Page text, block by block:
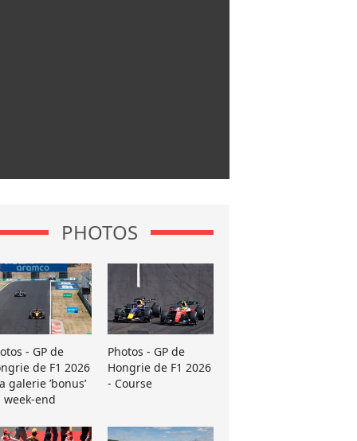
PHOTOS
- GP de
de F1 2026
galerie ’bonus’
week-end
Photos - GP de
Hongrie de F1 2026
- Course